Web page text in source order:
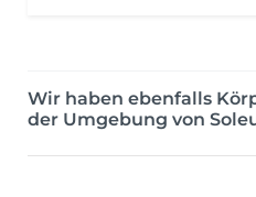
Wir haben ebenfalls
der Umgebung von